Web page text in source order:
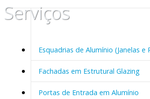
Serviços
Esquadrias de Alumínio (Janelas e
Fachadas em Estrutural Glazing
Portas de Entrada em Alumínio